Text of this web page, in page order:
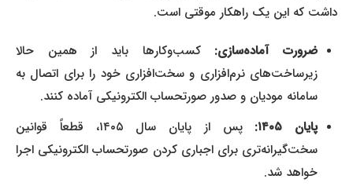
داشت که این یک راهکار موقتی است.
ضرورت آماده‌سازی:کسب‌وکارها باید از همین حالا
زیرساخت‌های نرم‌افزاری و سخت‌افزاری خود را برای اتصال به
سامانه مودیان و صدور صورتحساب الکترونیکی آماده کنند.
پایان ۱۴۰۵:
پس از پایان سال ۱۴۰۵، قطعاً قوانین
سخت‌گیرانه‌تری برای اجباری کردن صورتحساب الکترونیکی اجرا
خواهد شد.